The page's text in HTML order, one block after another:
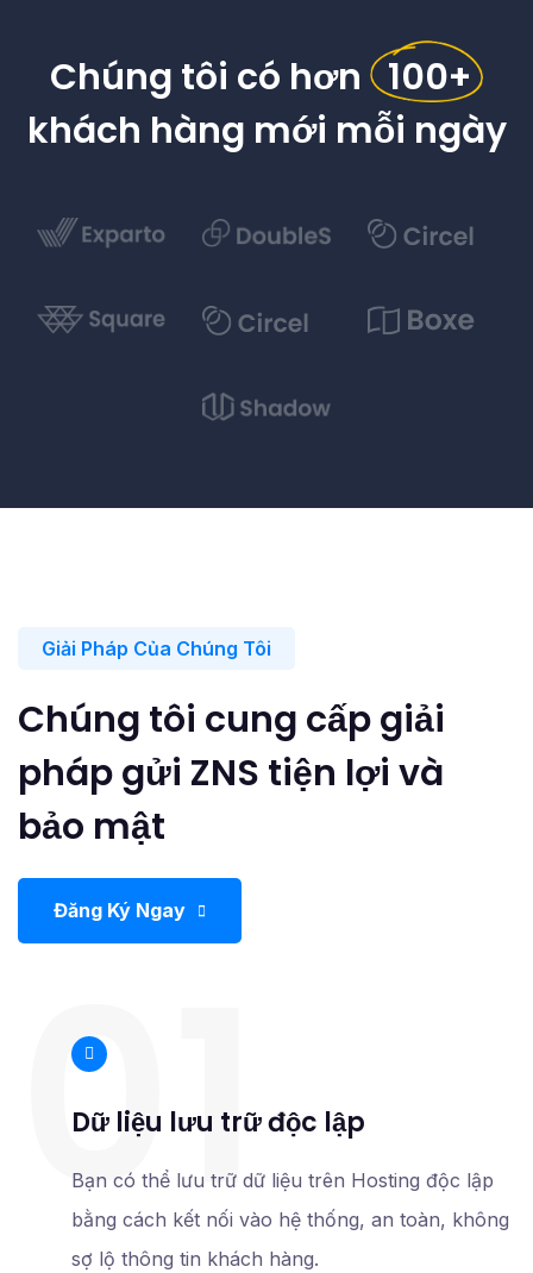
Chúng tôi có hơn 100+
khách hàng mới mỗi ngày
Giải Pháp Của Chúng Tôi
Chúng tôi cung cấp giải
pháp gửi ZNS tiện lợi và
bảo mật
Đăng Ký Ngay
01
Dữ liệu lưu trữ độc lập
Bạn có thể lưu trữ dữ liệu trên Hosting độc lập
bằng cách kết nối vào hệ thống, an toàn, không
sợ lộ thông tin khách hàng.